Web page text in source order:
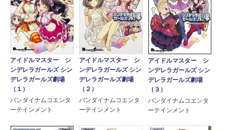
アイドルマスター シ
ンデレラガールズ シン
デレラガールズ劇場
（１）
バンダイナムコエンタ
ーテインメント
アイドルマスター シ
ンデレラガールズ シン
デレラガールズ劇場
（２）
バンダイナムコエンタ
ーテインメント
アイドルマスター シ
ンデレラガールズ シン
デレラガールズ劇場
（３）
バンダイナムコエンタ
ーテインメント